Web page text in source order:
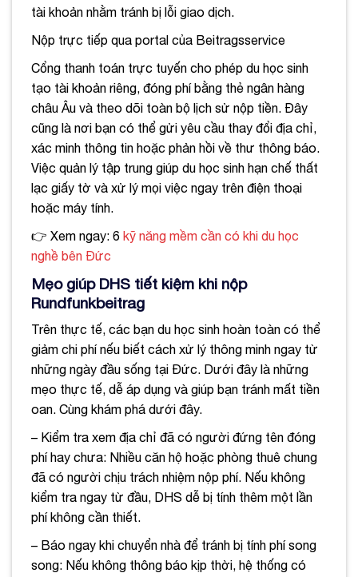
tài khoản nhằm tránh bị lỗi giao dịch.
Nộp trực tiếp qua portal của Beitragsservice
Cổng thanh toán trực tuyến cho phép du học sinh
tạo tài khoản riêng, đóng phí bằng thẻ ngân hàng
châu Âu và theo dõi toàn bộ lịch sử nộp tiền. Đây
cũng là nơi bạn có thể gửi yêu cầu thay đổi địa chỉ,
xác minh thông tin hoặc phản hồi về thư thông báo.
Việc quản lý tập trung giúp du học sinh hạn chế thất
lạc giấy tờ và xử lý mọi việc ngay trên điện thoại
hoặc máy tính.
👉 Xem ngay: 6 kỹ năng mềm cần có khi du học
nghề bên Đức
Mẹo giúp DHS tiết kiệm khi nộp
Rundfunkbeitrag
Trên thực tế, các bạn du học sinh hoàn toàn có thể
giảm chi phí nếu biết cách xử lý thông minh ngay từ
những ngày đầu sống tại Đức. Dưới đây là những
mẹo thực tế, dễ áp dụng và giúp bạn tránh mất tiền
oan. Cùng khám phá dưới đây.
– Kiểm tra xem địa chỉ đã có người đứng tên đóng
phí hay chưa: Nhiều căn hộ hoặc phòng thuê chung
đã có người chịu trách nhiệm nộp phí. Nếu không
kiểm tra ngay từ đầu, DHS dễ bị tính thêm một lần
phí không cần thiết.
– Báo ngay khi chuyển nhà để tránh bị tính phí song
song: Nếu không thông báo kịp thời, hệ thống có